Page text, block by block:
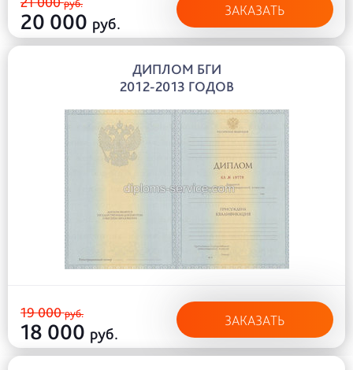
руб.
20 000 руб.
ЗАКАЗАТЬ
ДИПЛОМ БГИ
2012-2013 ГОДОВ
19 000руб.
18 000 руб.
ЗАКАЗАТЬ